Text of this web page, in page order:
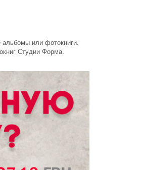
или фотокниги.
Студии Форма.